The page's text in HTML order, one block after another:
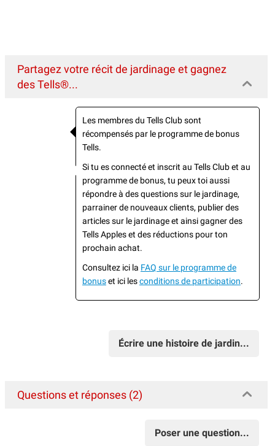
Partagez votre récit de jardinage et gagnez
des Tells®...
Les membres du Tells Club sont
récompensés par le programme de bonus
Tells.
Si tu es connecté et inscrit au Tells Club et au
programme de bonus, tu peux toi aussi
répondre à des questions sur le jardinage,
parrainer de nouveaux clients, publier des
articles sur le jardinage et ainsi gagner des
Tells Apples et des réductions pour ton
prochain achat.
Consultez ici la FAQ sur le programme de
bonuset ici lesconditions de participation.
Écrire une histoire de jardin...
Questions et réponses (2)
Poser une question...